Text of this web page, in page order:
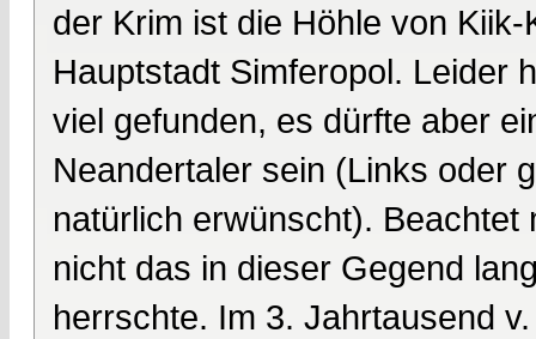
der Krim ist die Höhle von
Hauptstadt Simferopol. Leider
viel gefunden, es dürfte aber
Neandertaler sein (Links oder
natürlich erwünscht).
nicht das in dieser Gegend
herrschte. Im 3. Jahrtausend